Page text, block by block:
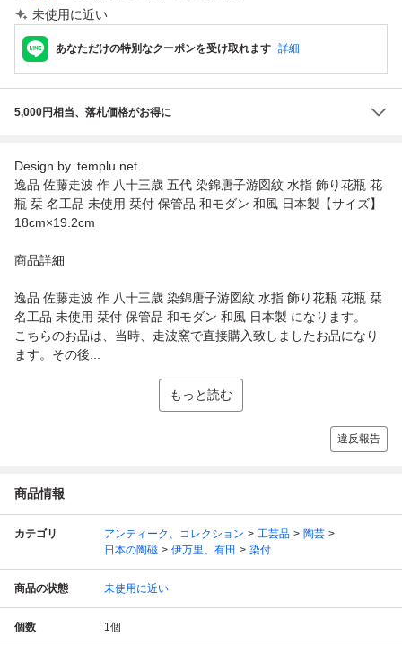
未使用に近い
あなただけの特別なクーポンを受け取れます 詳細
5,000円相当、落札価格がお得に
Design by. templu.net
逸品 佐藤走波 作 八十三歳 五代 染錦唐子游図紋 水指 飾り花瓶 花
瓶 栞 名工品 未使用 栞付 保管品 和モダン 和風 日本製【サイズ】
18cm×19.2cm
商品詳細
逸品 佐藤走波 作 八十三歳 染錦唐子游図紋 水指 飾り花瓶 花瓶 栞
名工品 未使用 栞付 保管品 和モダン 和風 日本製 になります。
こちらのお品は、当時、走波窯で直接購入致しましたお品になり
ます。その後...
もっと読む
違反報告
商品情報
カテゴリ アンティーク、コレクション 工芸品
陶芸
日本の陶磁
伊万里、有田 染付
商品の状態 未使用に近い
個数 1個